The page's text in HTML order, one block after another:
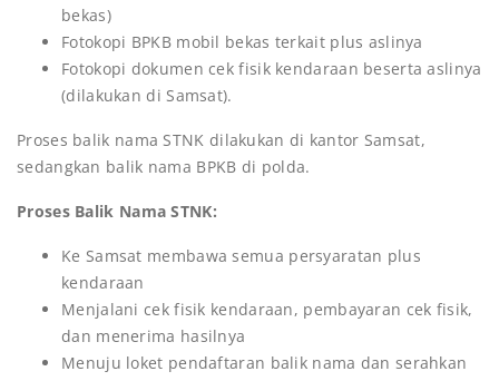
bekas)
Fotokopi BPKB mobil bekas terkait plus aslinya
Fotokopi dokumen cek fisik kendaraan beserta aslinya
(dilakukan di Samsat).
Proses balik nama STNK dilakukan di kantor Samsat,
sedangkan balik nama BPKB di polda.
Proses Balik Nama STNK:
Ke Samsat membawa semua persyaratan plus
kendaraan
Menjalani cek fisik kendaraan, pembayaran cek fisik,
dan menerima hasilnya
Menuju loket pendaftaran balik nama dan serahkan